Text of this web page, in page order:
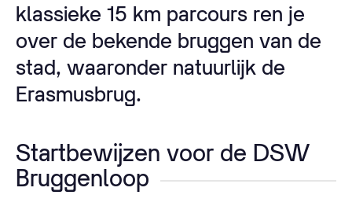
klassieke 15 km parcours ren je
over de bekende bruggen van de
stad, waaronder natuurlijk de
Erasmusbrug.
Startbewijzen voor de DSW
Bruggenloop